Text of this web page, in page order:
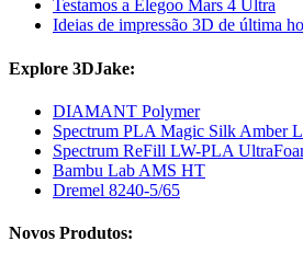
Testamos a Elegoo Mars 4 Ultra
Ideias de impressão 3D de última
Explore 3DJake:
DIAMANT Polymer
Spectrum PLA Magic Silk Amber
Spectrum ReFill LW-PLA
Bambu Lab AMS HT
Dremel 8240-5/65
Novos Produtos: